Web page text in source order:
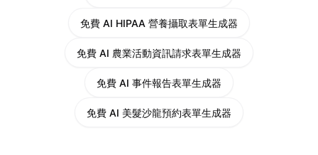
免費 AI HIPAA 營養攝取表單生成器
免費 AI 農業活動資訊請求表單生成器
免費 AI 事件報告表單生成器
免費 AI 美髮沙龍預約表單生成器